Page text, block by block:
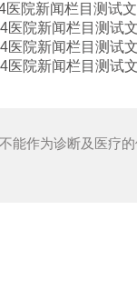
医院新闻栏目测试
医院新闻栏目测试
医院新闻栏目测试
医院新闻栏目测试
能作为诊断及医疗的